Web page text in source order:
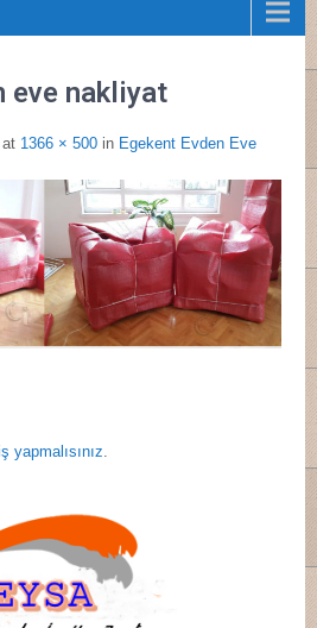
eve nakliyat
at 1366 × 500 in Egekent Evden Eve
yapmalısınız